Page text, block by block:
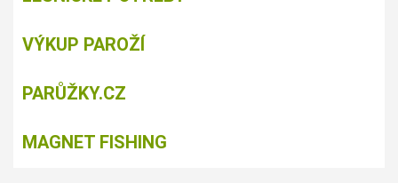
VÝKUP PAROŽÍ
PARŮŽKY.CZ
MAGNET FISHING